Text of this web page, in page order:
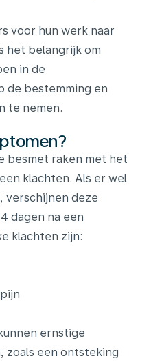
voor hun werk naar
het belangrijk om
in de
de bestemming en
te nemen.
besmet raken met het
klachten. Als er wel
verschijnen deze
dagen na een
klachten zijn:
ernstige
zoals een ontsteking